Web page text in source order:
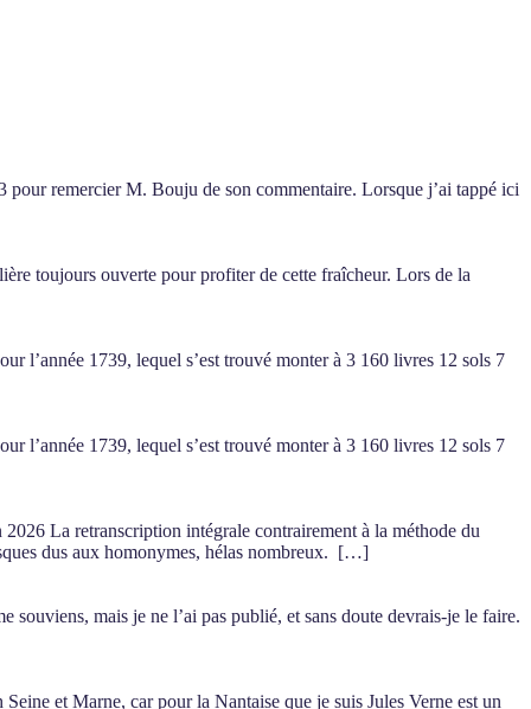
remercier M. Bouju de son commentaire. Lorsque j’ai tappé ici
toujours ouverte pour profiter de cette fraîcheur. Lors de la
l’année 1739, lequel s’est trouvé monter à 3 160 livres 12 sols 7
l’année 1739, lequel s’est trouvé monter à 3 160 livres 12 sols 7
La retranscription intégrale contrairement à la méthode du
dus aux homonymes, hélas nombreux. […]
souviens, mais je ne l’ai pas publié, et sans doute devrais-je le faire.
et Marne, car pour la Nantaise que je suis Jules Verne est un